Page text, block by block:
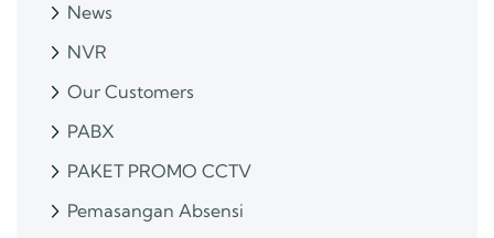
News
NVR
Our Customers
PABX
PAKET PROMO CCTV
Pemasangan Absensi